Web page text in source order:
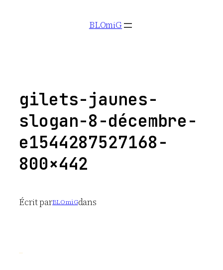
BLOmiG
gilets-jaunes-
slogan-8-décembre-
e1544287527168-
800×442
Écrit parBLOmiGdans